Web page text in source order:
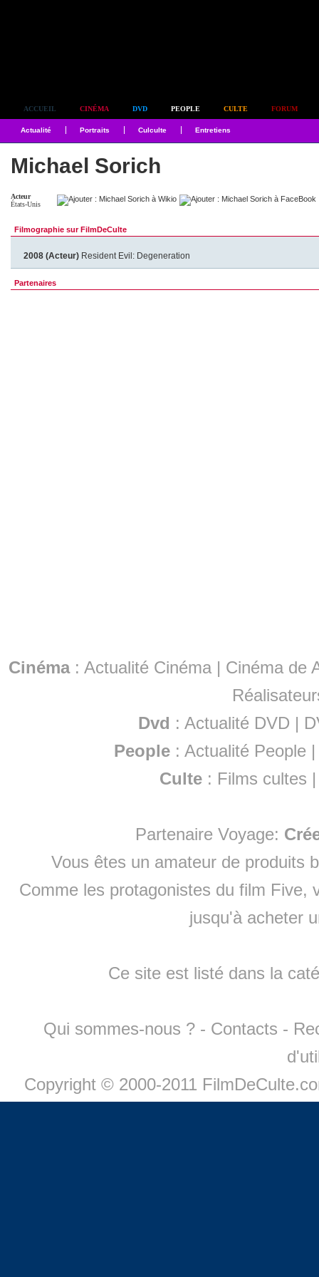
ACCUEIL CINÉMA DVD PEOPLE CULTE FORUM
Actualité Portraits Culculte Entretiens
Michael Sorich
Acteur
États-Unis
Filmographie sur FilmDeCulte
2008 (Acteur) Resident Evil: Degeneration
Partenaires
Cinéma: Actualité Cinéma | Cinéma de
Dvd : Actualité DVD |
People :Actualité People
Culte : Films cultes
Partenaire Voyage:
Vous êtes un amateur de produits
Comme les protagonistes du film Five,
jusqu'à acheter
Ce site est listé dans la
Qui sommes-nous ? - Contacts -
Copyright © 2000-2011